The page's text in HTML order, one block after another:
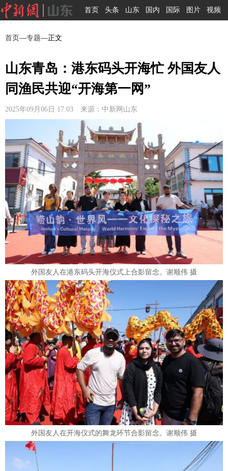
首页 头条 山东 国内 国际 图片 视频
首页—专题—正文
山东青岛：港东码头开海忙 外国友人
同渔民共迎“开海第一网”
2025年09月06日 17:03 来源：中新网山东
外国友人在港东码头开海仪式上合影留念。谢顺伟 摄
外国友人在开海仪式的舞龙环节合影留念。谢顺伟 摄